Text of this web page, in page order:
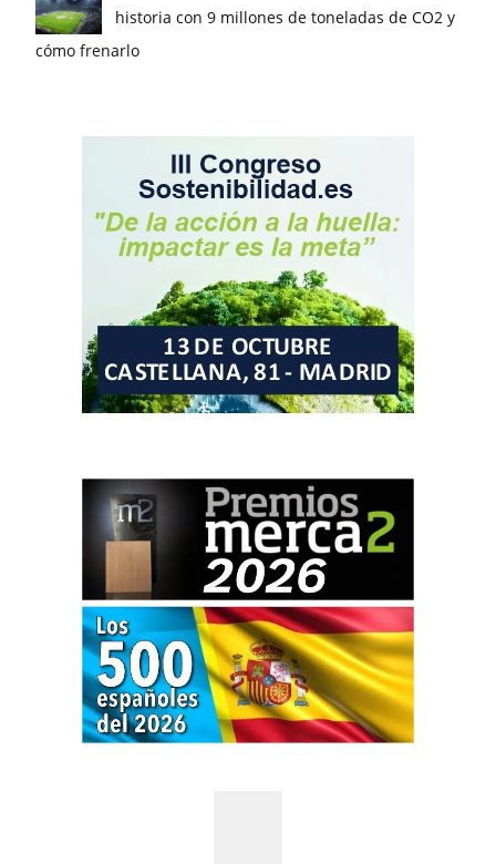
historia con 9 millones de toneladas de CO2 y
cómo frenarlo